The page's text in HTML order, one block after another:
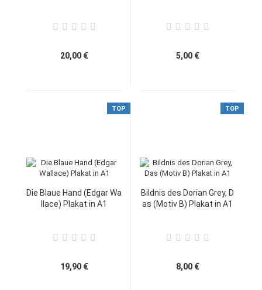
20,00 € 5,00 €
TOP
Die Blaue Hand (Edgar Wa
llace) Plakat in A1
19,90 €
TOP
Bildnis des Dorian Grey, D
as (Motiv B) Plakat in A1
8,00 €